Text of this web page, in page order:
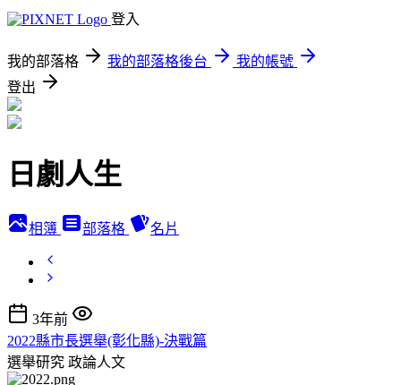
登入
我的部落格 我的部落格後台
我的帳號
登出
日劇人生
相簿 部落格 名片
3年前
2022縣市長選舉(彰化縣)-決戰篇
選舉研究 政論人文